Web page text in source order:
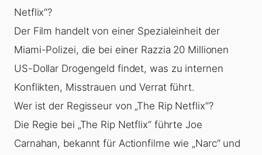
Netflix“?
Der Film handelt von einer Spezialeinheit der
Miami-Polizei, die bei einer Razzia 20 Millionen
US-Dollar Drogengeld findet, was zu internen
Konflikten, Misstrauen und Verrat führt.
Wer ist der Regisseur von „The Rip Netflix“?
Die Regie bei „The Rip Netflix“ führte Joe
Carnahan, bekannt für Actionfilme wie „Narc“ und